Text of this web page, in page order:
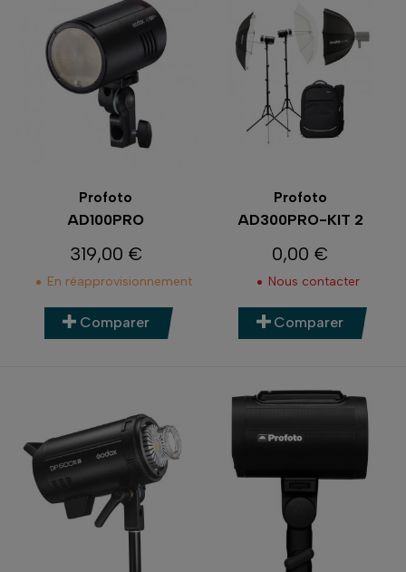
Profoto
AD100PRO
Prix
319,00 €
En réapprovisionnement
Comparer
Profoto
AD300PRO-KIT 2
Prix
0,00 €
Nous contacter
Comparer